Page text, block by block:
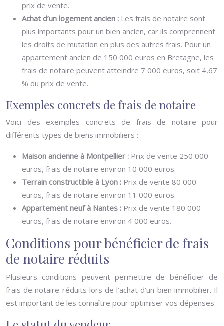
prix de vente.
Achat d’un logement ancien : Les frais de notaire sont
plus importants pour un bien ancien, car ils comprennent
les droits de mutation en plus des autres frais. Pour un
appartement ancien de 150 000 euros en Bretagne, les
frais de notaire peuvent atteindre 7 000 euros, soit 4,67
% du prix de vente.
Exemples concrets de frais de notaire
Voici des exemples concrets de frais de notaire pour
différents types de biens immobiliers :
Maison ancienne à Montpellier : Prix de vente 250 000
euros, frais de notaire environ 10 000 euros.
Terrain constructible à Lyon : Prix de vente 80 000
euros, frais de notaire environ 11 000 euros.
Appartement neuf à Nantes : Prix de vente 180 000
euros, frais de notaire environ 4 000 euros.
Conditions pour bénéficier de frais
de notaire réduits
Plusieurs conditions peuvent permettre de bénéficier de
frais de notaire réduits lors de l’achat d’un bien immobilier. Il
est important de les connaître pour optimiser vos dépenses.